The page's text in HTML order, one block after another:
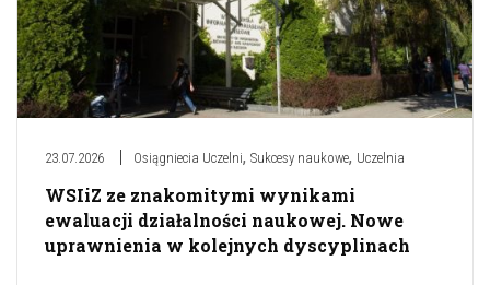
23.07.2026 Osiągniecia Uczelni, Sukcesy naukowe, Uczelnia
WSIiZ ze znakomitymi wynikami
ewaluacji działalności naukowej. Nowe
uprawnienia w kolejnych dyscyplinach